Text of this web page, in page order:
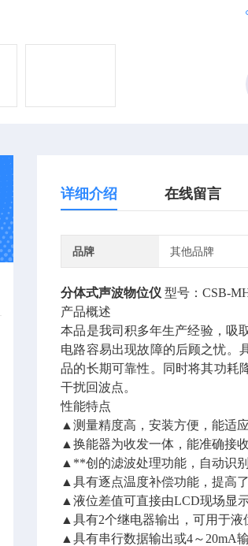
详细介绍 在线留言
品牌 其他品牌
分体式声波物位仪 型号：CSB-
产品概述
本品是我司积多年生产经验，吸
电路容易出现故障的后顾之忧。
品的长期可靠性。同时将其功耗
干扰回波点。
性能特点
▲测量精度高，安装方便，能适
▲换能器为收发一体，能准确接
▲**创的滤波处理功能， 自动识
▲具有逐点温度补偿功能，提高
▲液位差值可直接由LCD现场显
▲具有2个继电器输出，可用于液
▲具有串行数据输出或4～20mA